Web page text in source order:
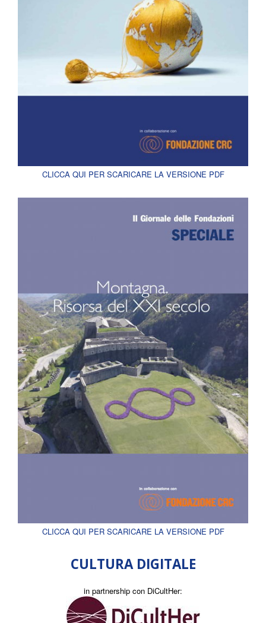
CLICCA QUI PER SCARICARE LA VERSIONE PDF
CLICCA QUI PER SCARICARE LA VERSIONE PDF
CULTURA DIGITALE
in partnership con DiCultHer: